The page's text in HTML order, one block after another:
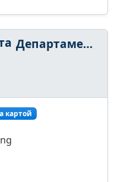
Департамент Ремонта
картой